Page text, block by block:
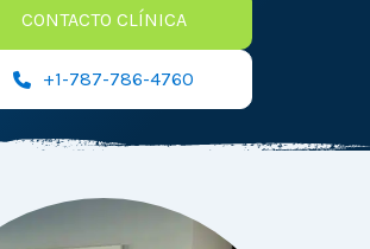
CONTACTO CLÍNICA
+1-787-786-4760